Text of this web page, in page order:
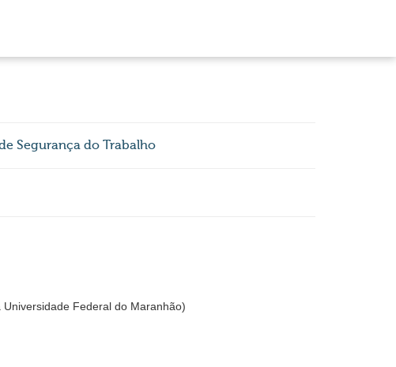
Segurança do Trabalho
Federal do Maranhão)